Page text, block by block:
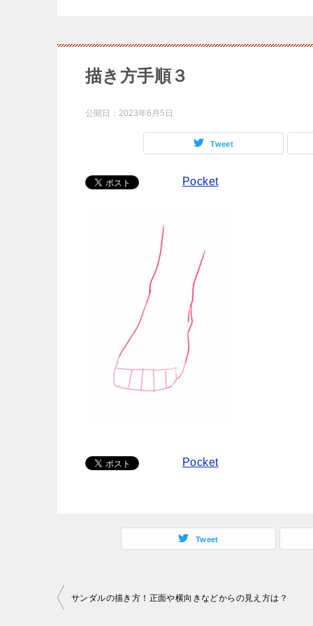
描き方手順３
公開日： 2023年6月5日
Tweet
Pocket
Pocket
Tweet
投サンダルの描き方！正面や横向きなどからの見え方は？